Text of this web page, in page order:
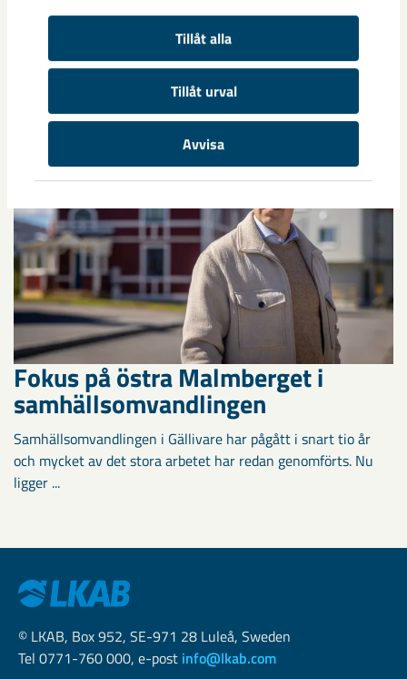
Tillåt alla
Tillåt urval
Avvisa
Nytt sovringsverk växer fram
Nu syns det hur LKAB:s nya sovringsverk successivt tar form.
Anläggningen kommer att ersätta det befintliga verket från
Fokus på östra Malmberget i
samhällsomvandlingen
Samhällsomvandlingen i Gällivare har pågått i snart tio år
och mycket av det stora arbetet har redan genomförts. Nu
ligger ...
© LKAB, Box 952, SE-971 28 Luleå, Sweden
Tel 0771-760 000, e-post info@lkab.com